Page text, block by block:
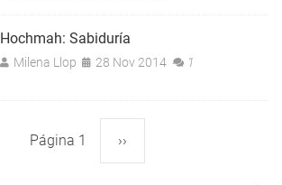
Hochmah: Sabiduría
Milena Llop 28 Nov 2014 1
Página 1 Siguiente
››